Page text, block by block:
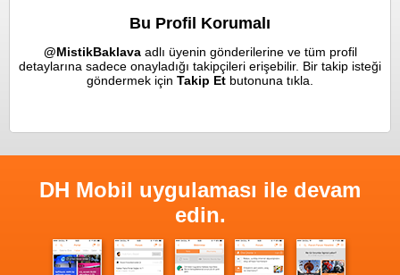
Bu Profil Korumalı
@MistikBaklavaadlı üyenin gönderilerine ve tüm profil
detaylarına sadece onayladığı takipçileri erişebilir. Bir takip isteği
göndermek için Takip Et butonuna tıkla.
DH Mobil uygulaması ile devam
edin.